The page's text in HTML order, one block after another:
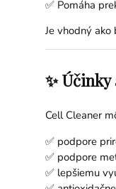
✅ Pomáha
Je vhodný
✨
Cell Cleaner
✅ podpore
✅ podpore
✅ lepšiemu